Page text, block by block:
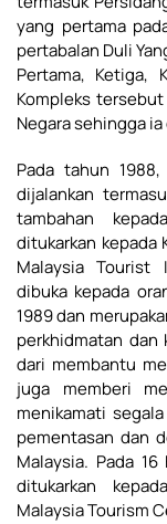
yang pertama
pertabalan Duli
Pertama, Ketiga,
Kompleks
Negara sehingga
Pada tahun
dijalankan
tambahan
ditukarkan kepada
Malaysia Tourist
dibuka kepada
1989 dan
perkhidmatan dan
dari membantu
juga memberi
menikamati
pementasan dan
Malaysia. Pada
ditukarkan
Malaysia Tourism